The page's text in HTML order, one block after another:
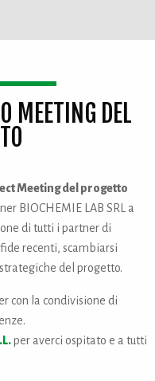
MEETING DEL
Meeting del progetto
BIOCHEMIE LAB SRL a
di tutti i partner di
recenti, scambiarsi
del progetto.
con la condivisione di
per averci ospitato e a tutti